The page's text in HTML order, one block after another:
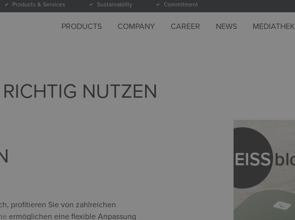
Products & Services Sustainability Commitment
PRODUCTS COMPANY CAREER NEWS MEDIATHEK
NUTZEN
profitieren Sie von zahlreichen
ermöglichen eine flexible Anpassung